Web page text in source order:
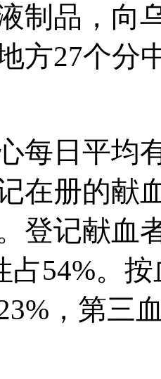
制品，向
方27个分
每日平均
在册的献
登记献血
占54%。
，第三